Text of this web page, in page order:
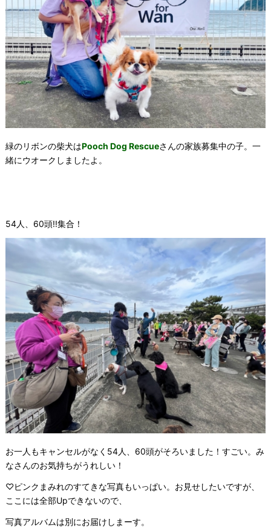
緑のリボンの柴犬はPooch Dog Rescueさんの家族募集中の子。一
緒にウオークしましたよ。
54人、60頭!!集合！
お一人もキャンセルがなく54人、60頭がそろいました！すごい。み
なさんのお気持ちがうれしい！
♡ピンクまみれのすてきな写真もいっぱい。お見せしたいですが、
ここには全部Upできないので、
写真アルバムは別にお届けしまーす。